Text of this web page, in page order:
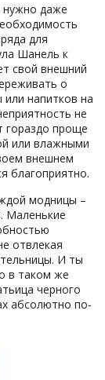
нужно даже
для
Шанель к
свой внешний
о
напитков на
не
гораздо проще
или влажными
внешнем
благоприятно.
модницы –
Маленькие
отвлекая
И ты
в таком же
черного
абсолютно по-